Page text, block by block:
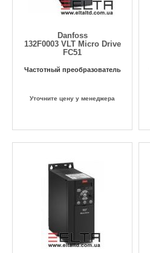
Danfoss
132F0003 VLT Micro Drive
FC51
Частотный преобразователь
Уточните цену у менеджера